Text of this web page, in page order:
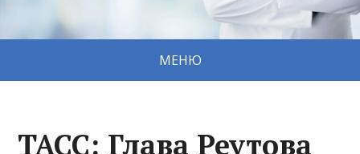
МЕНЮ
ТАСС: Глава Реутова